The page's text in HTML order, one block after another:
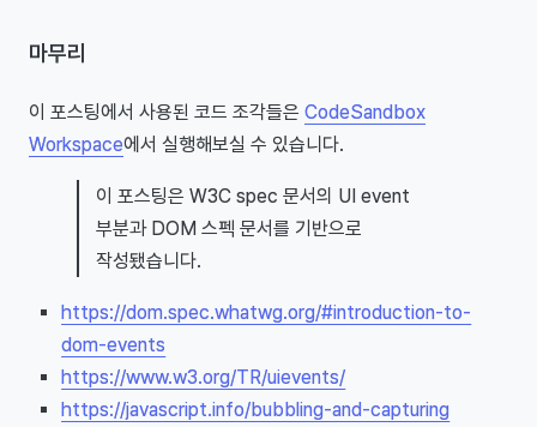
마무리
이 포스팅에서 사용된 코드 조각들은 CodeSandbox
Workspace에서 실행해보실 수 있습니다.
이 포스팅은 W3C spec 문서의 UI event
부분과 DOM 스펙 문서를 기반으로
작성됐습니다.
https://dom.spec.whatwg.org/#introduction-to-
dom-events
https://www.w3.org/TR/uievents/
https://javascript.info/bubbling-and-capturing